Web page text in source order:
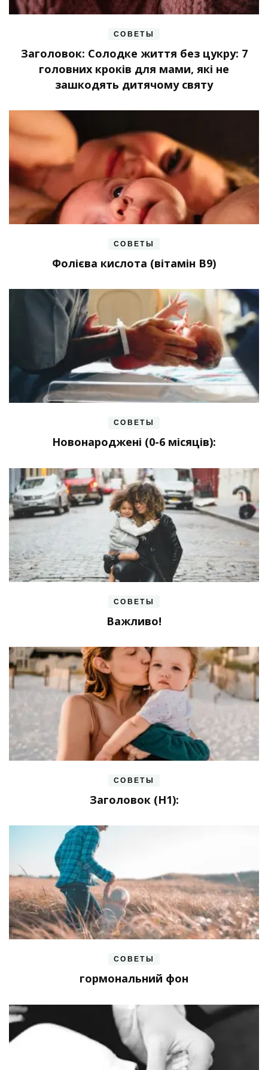
СОВЕТЫ
Заголовок: Солодке життя без цукру: 7
головних кроків для мами, які не
зашкодять дитячому святу
СОВЕТЫ
Фолієва кислота (вітамін В9)
СОВЕТЫ
Новонароджені (0-6 місяців):
СОВЕТЫ
Важливо!
СОВЕТЫ
Заголовок (H1):
СОВЕТЫ
гормональний фон